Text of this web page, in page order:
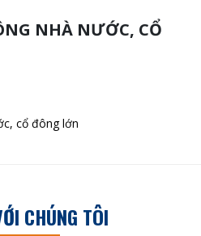
NHÀ NƯỚC, CỔ
cổ đông lớn
CHÚNG TÔI